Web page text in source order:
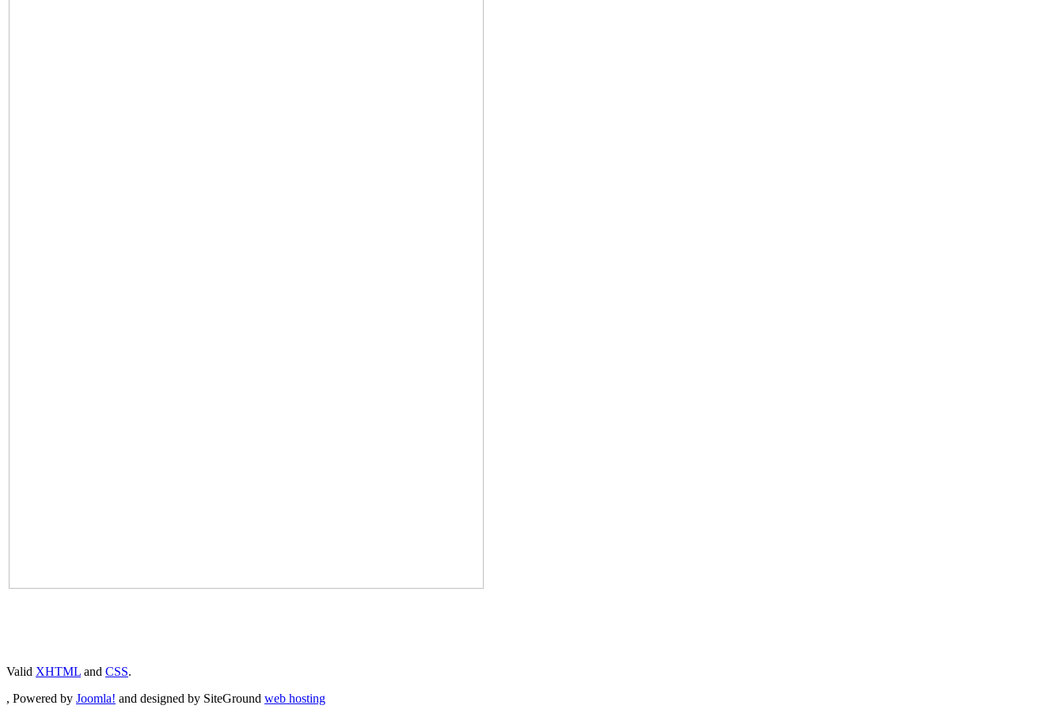
Valid XHTML and CSS.
, Powered by Joomla! and designed by SiteGround web hosting